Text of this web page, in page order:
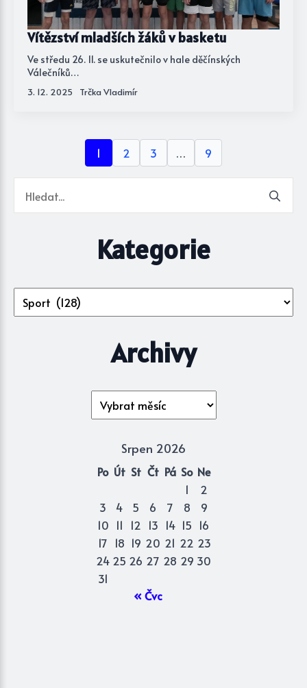
Vítězství mladších žáků v basketu
3. 12. 2025 Trčka Vladimír
Ve středu 26. 11. se uskutečnilo v hale děčínských
Válečníků…
1 2 3 … 9
Kategorie
Kategorie
Archivy
Srpen 2026
Po Út St Čt Pá So Ne
1
2
3
4 5 6 7 8
9
10 11 12 13 14 15 16
17 18 19 20 21 22 23
24 25 26 27 28 29 30
31
« Čvc